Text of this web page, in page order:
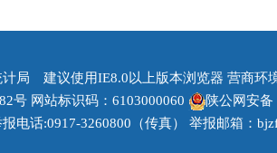
计局 建议使用IE8.0以上版本浏览器 营商环
号 网站标识码：6103000060
陕公网安备
电话:0917-3260800（传真） 举报邮箱：